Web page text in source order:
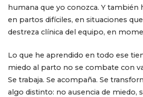
humana que yo conozca. Y también
en partos difíciles, en situaciones
destreza clínica del equipo, en
Lo que he aprendido en todo ese
miedo al parto no se combate con
Se trabaja. Se acompaña. Se
algo distinto: no ausencia de miedo,